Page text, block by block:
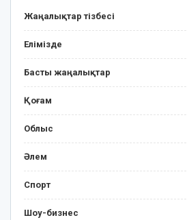
Жаңалықтар тізбесі
Елімізде
Басты жаңалықтар
Қоғам
Облыс
Әлем
Спорт
Шоу-бизнес